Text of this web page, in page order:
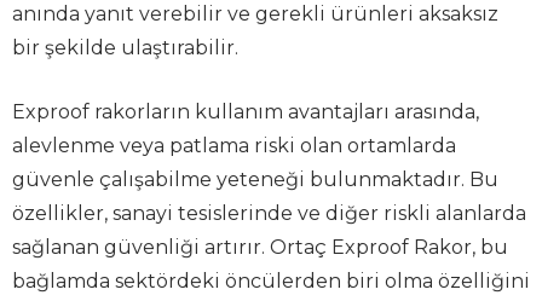
anında yanıt verebilir ve gerekli ürünleri aksaksız
bir şekilde ulaştırabilir.
Exproof rakorların kullanım avantajları arasında,
alevlenme veya patlama riski olan ortamlarda
güvenle çalışabilme yeteneği bulunmaktadır. Bu
özellikler, sanayi tesislerinde ve diğer riskli alanlarda
sağlanan güvenliği artırır. Ortaç Exproof Rakor, bu
bağlamda sektördeki öncülerden biri olma özelliğini